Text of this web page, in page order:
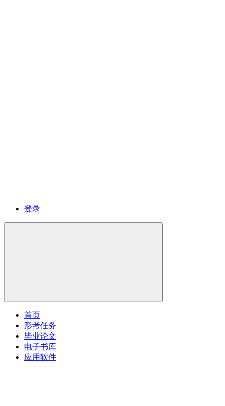
登录
首页
形考任务
毕业论文
电子书库
应用软件